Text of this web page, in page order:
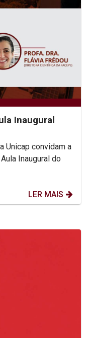
Inaugural
Unicap convidam a
Inaugural do
LER MAIS